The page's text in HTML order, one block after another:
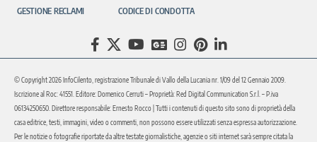
GESTIONE RECLAMI CODICE DI CONDOTTA
© Copyright 2026 InfoCilento, registrazione Tribunale di Vallo della Lucania nr. 1/09 del 12 Gennaio 2009.
Iscrizione al Roc: 41551. Editore: Domenico Cerruti – Proprietà: Red Digital Communication S.r.l. – P.iva
06134250650. Direttore responsabile: Ernesto Rocco | Tutti i contenuti di questo sito sono di proprietà della
casa editrice, testi, immagini, video o commenti, non possono essere utilizzati senza espressa autorizzazione.
Per le notizie o fotografie riportate da altre testate giornalistiche, agenzie o siti internet sarà sempre citata la